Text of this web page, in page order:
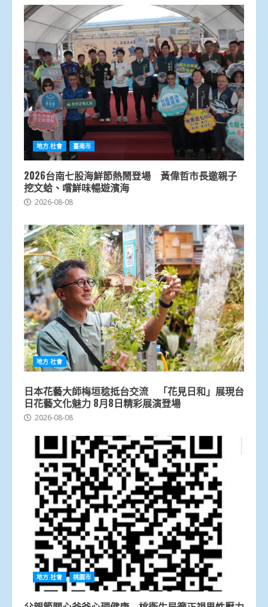
地方.社會 臺南市
2026台南七股海鮮節熱鬧登場 黃偉哲市長邀親子
挖文蛤、嚐鮮味暢遊濱海
2026-08-08
地方.社會
日本花藝大師梅垣稔抵台交流 「花見日和」展現台
日花藝文化魅力 8月8日精彩展演登場
2026-08-08
地方.社會 桃園市